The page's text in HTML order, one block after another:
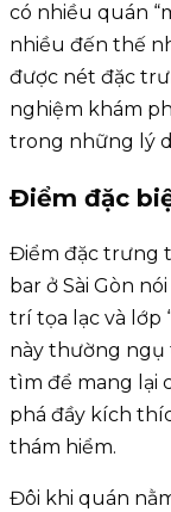
có nhiều quán
nhiều đến thế
được nét đặc
nghiệm khám
trong những lý
Điểm đặc
Điểm đặc trưng
bar ở Sài Gòn
trí tọa lạc và lớp
này thường ngụ
tìm để mang lại
phá đầy kích
thám hiểm.
Đôi khi quán